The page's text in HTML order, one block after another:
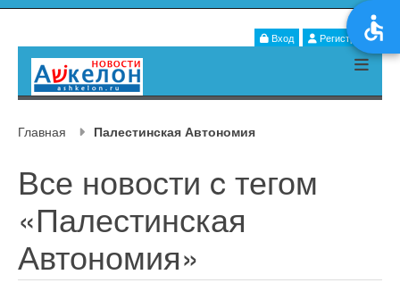
Вход Регистрация
Главная Палестинская Автономия
Все новости c тегом
«Палестинская
Автономия»